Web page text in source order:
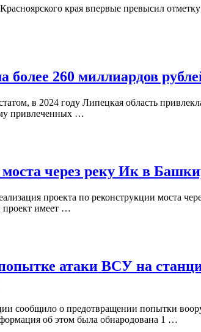
края впервые превысил
более 260 миллиардов
в 2024 году Липецкая область
привлеченных …
через реку Ик в
проекта по реконструкции моста
проект имеет …
атаки ВСУ на
сообщило о предотвращении попытки
об этом была обнародована 1 …